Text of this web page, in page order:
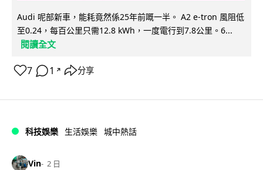
Audi 呢部新車，能耗竟然係25年前嘅一半。 A2 e-tron 風阻低
至0.24，每百公里只需12.8 kWh，一度電行到7.8公里。6...
閱讀全文
7 1 ↗ 分享
科技娛樂 生活娛樂 城中熱話
Vin 2 日